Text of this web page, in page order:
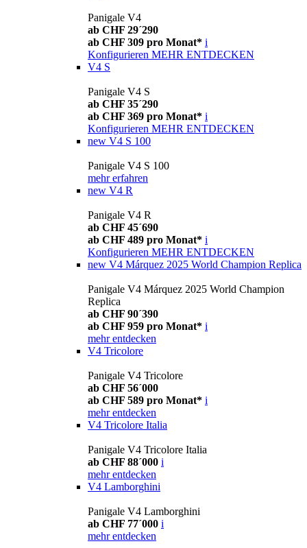
Panigale V4
ab CHF 29´290
ab CHF 309 pro Monat* i
Konfigurieren MEHR ENTDECKEN
V4 S
Panigale V4 S
ab CHF 35´290
ab CHF 369 pro Monat* i
Konfigurieren MEHR ENTDECKEN
new V4 S 100
Panigale V4 S 100
mehr erfahren
new V4 R
Panigale V4 R
ab CHF 45´690
ab CHF 489 pro Monat* i
Konfigurieren MEHR ENTDECKEN
new V4 Márquez 2025 World Champion Replica
Panigale V4 Márquez 2025 World Champion
Replica
ab CHF 90´390
ab CHF 959 pro Monat* i
mehr entdecken
V4 Tricolore
Panigale V4 Tricolore
ab CHF 56´000
ab CHF 589 pro Monat* i
mehr entdecken
V4 Tricolore Italia
Panigale V4 Tricolore Italia
ab CHF 88´000 i
mehr entdecken
V4 Lamborghini
Panigale V4 Lamborghini
ab CHF 77´000 i
mehr entdecken